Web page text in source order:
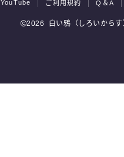
YouTube
ご利用規約 Q＆A
2026 白い鴉（しろいからす